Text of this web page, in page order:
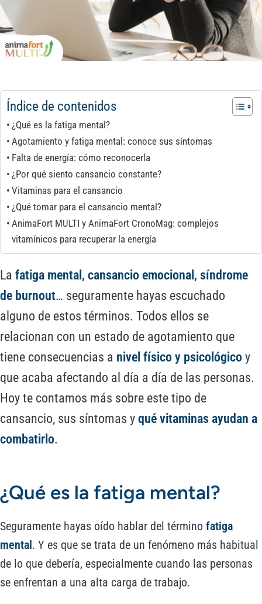
Índice de contenidos
¿Qué es la fatiga mental?
Agotamiento y fatiga mental: conoce sus síntomas
Falta de energía: cómo reconocerla
¿Por qué siento cansancio constante?
Vitaminas para el cansancio
¿Qué tomar para el cansancio mental?
AnimaFort MULTI y AnimaFort CronoMag: complejos
vitamínicos para recuperar la energía
La fatiga mental, cansancio emocional, síndrome
de burnout… seguramente hayas escuchado
alguno de estos términos. Todos ellos se
relacionan con un estado de agotamiento que
tiene consecuencias a nivel físico y psicológico y
que acaba afectando al día a día de las personas.
Hoy te contamos más sobre este tipo de
cansancio, sus síntomas y qué vitaminas ayudan a
combatirlo.
¿Qué es la fatiga mental?
Seguramente hayas oído hablar del término fatiga
mental. Y es que se trata de un fenómeno más habitual
de lo que debería, especialmente cuando las personas
se enfrentan a una alta carga de trabajo.